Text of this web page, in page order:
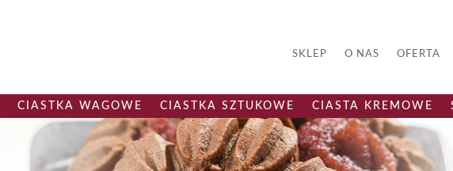
SKLEP O NAS OFERTA
CIASTKA WAGOWE CIASTKA SZTUKOWE CIASTA KREMOWE